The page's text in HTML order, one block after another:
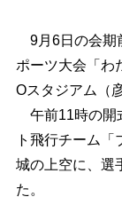
9月6日の会期
ポーツ大会「わ
Oスタジアム（
午前11時の開
ト飛行チーム
城の上空に、選
た。